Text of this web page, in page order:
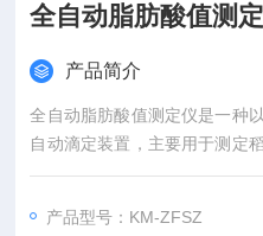
全自动脂肪酸值测
产品简介
全自动脂肪酸值测定仪是一种
自动滴定装置，主要用于测定
食作物的脂肪酸值。
产品型号：KM-ZFSZ